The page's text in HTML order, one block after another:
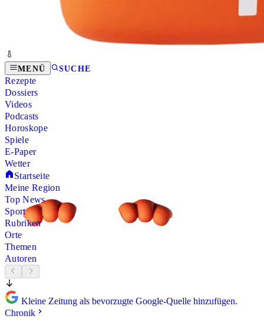
MENÜ SUCHE
Rezepte
Dossiers
Videos
Podcasts
Horoskope
Spiele
E-Paper
Wetter
Startseite
Meine Region
Top News
Sport
Rubriken
Orte
Themen
Autoren
Kleine Zeitung als bevorzugte Google-Quelle hinzufügen.
Chronik